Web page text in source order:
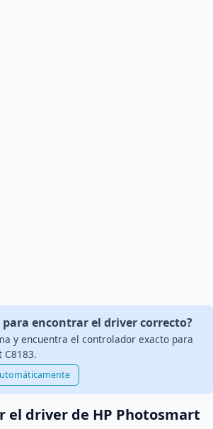
para encontrar el driver correcto?
y encuentra el controlador exacto para
C8183.
el driver de HP Photosmart